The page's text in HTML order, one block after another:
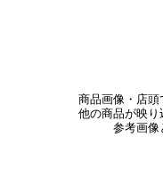
商品画像・店頭
他の商品が映り
参考画像